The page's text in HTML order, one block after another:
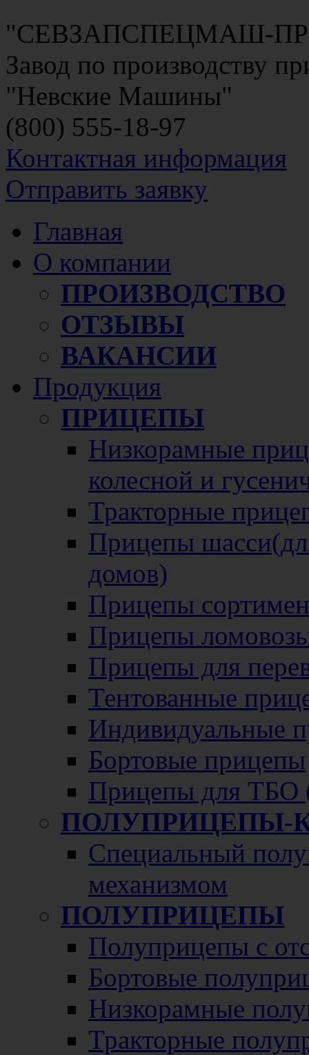
"СЕВЗАПСПЕЦМАШ-
Завод по производству
"Невские Машины"
(800) 555-18-97
Контактная информация
Отправить заявку
Главная
О компании
ПРОИЗВОДСТВО
ОТЗЫВЫ
ВАКАНСИИ
Продукция
ПРИЦЕПЫ
Низкорамные
колесной и
Тракторные
Прицепы
домов)
Прицепы
Прицепы
Прицепы для
Тентованные
Индивидуальные
Бортовые прицепы
Прицепы для ТБО
ПОЛУПРИЦЕПЫ-
Специальный
механизмом
ПОЛУПРИЦЕПЫ
Полуприцепы с
Бортовые
Низкорамные
Тракторные